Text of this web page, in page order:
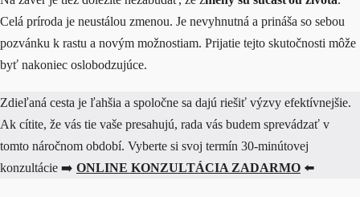
Celá príroda je neustálou zmenou. Je nevyhnutná a prináša so sebou
pozvánku k rastu a novým možnostiam. Prijatie tejto skutočnosti môže
byť nakoniec oslobodzujúce.
Zdieľaná cesta je ľahšia a spoločne sa dajú riešiť výzvy efektívnejšie.
Ak cítite, že vás tie vaše presahujú, rada vás budem sprevádzať v
tomto náročnom období. Vyberte si svoj termín 30-minútovej
konzultácie ➡️ ONLINE KONZULTÁCIA ZADARMO ⬅️